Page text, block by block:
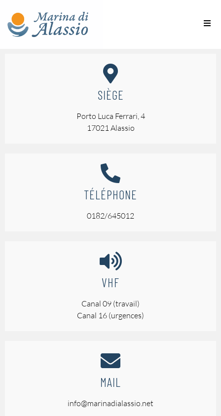
SIÈGE
Porto Luca Ferrari, 4
17021 Alassio
TÉLÉPHONE
0182/645012
VHF
Canal 09 (travail)
Canal 16 (urgences)
MAIL
info@marinadialassio.net